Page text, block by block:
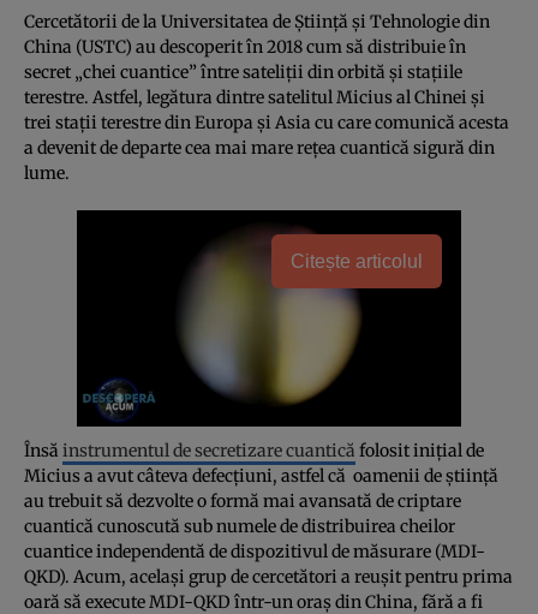
Cercetătorii de la Universitatea de Știință și Tehnologie din
China (USTC) au descoperit în 2018 cum să distribuie în
secret „chei cuantice” între sateliții din orbită și stațiile
terestre. Astfel, legătura dintre satelitul Micius al Chinei și
trei stații terestre din Europa și Asia cu care comunică acesta
a devenit de departe cea mai mare rețea cuantică sigură din
lume.
Citește articolul
Însă instrumentul de secretizare cuantică folosit inițial de
Micius a avut câteva defecțiuni, astfel că oamenii de știință
au trebuit să dezvolte o formă mai avansată de criptare
cuantică cunoscută sub numele de distribuirea cheilor
cuantice independentă de dispozitivul de măsurare (MDI-
QKD). Acum, același grup de cercetători a reușit pentru prima
oară să execute MDI-QKD într-un oraș din China, fără a fi